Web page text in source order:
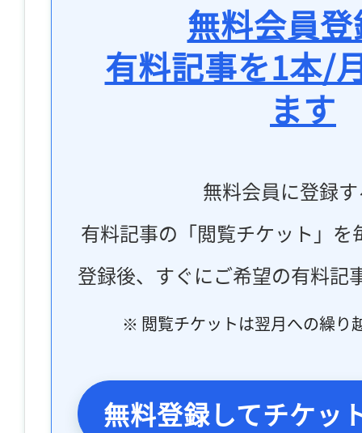
無料会員
有料記事を1本/
ます
無料会員に登録
有料記事の「閲覧チケット」
登録後、すぐにご希望の有料記
※ 閲覧チケットは翌月への繰り
無料登録してチケッ